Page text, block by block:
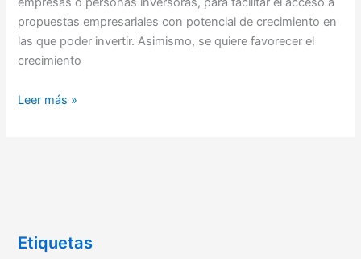
propuestas empresariales con potencial de crecimiento en
las que poder invertir. Asimismo, se quiere favorecer el
crecimiento
Leer más »
Etiquetas